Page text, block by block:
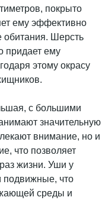
покрыто
ему эффективно
обитания. Шерсть
придает ему
этому окрасу
с большими
значительную
внимание, но и
что позволяет
жизни. Уши у
подвижные, что
среды и